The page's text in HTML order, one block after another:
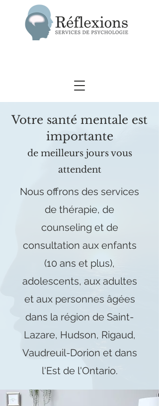
Votre santé mentale est
importante
de meilleurs jours vous
attendent
Nous offrons des services
de thérapie, de
counseling et de
consultation aux enfants
(10 ans et plus),
adolescents, aux adultes
et aux personnes âgées
dans la région de Saint-
Lazare, Hudson, Rigaud,
Vaudreuil-Dorion et dans
l'Est de l'Ontario.